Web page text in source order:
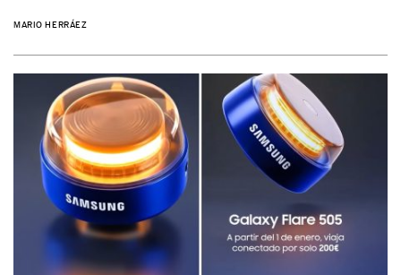
MARIO HERRÁEZ